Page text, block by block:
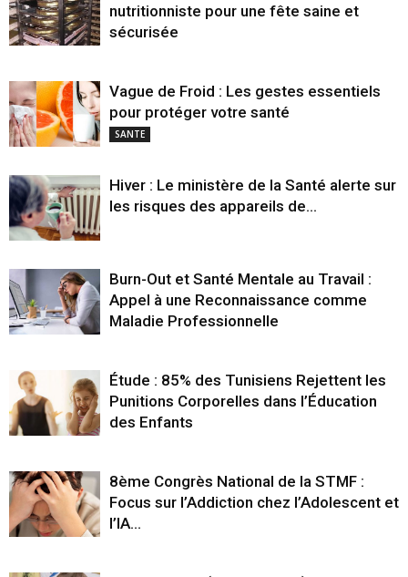
nutritionniste pour une fête saine et
sécurisée
Vague de Froid : Les gestes essentiels
pour protéger votre santé
SANTE
Hiver : Le ministère de la Santé alerte sur
les risques des appareils de...
Burn-Out et Santé Mentale au Travail :
Appel à une Reconnaissance comme
Maladie Professionnelle
Étude : 85% des Tunisiens Rejettent les
Punitions Corporelles dans l’Éducation
des Enfants
8ème Congrès National de la STMF :
Focus sur l’Addiction chez l’Adolescent et
l’IA...